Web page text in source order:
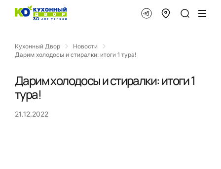
Кухонный Двор
Новости
Дарим холодосы и стиралки: итоги 1 тура!
Дарим холодосы и стиралки: итоги 1
тура!
21.12.2022